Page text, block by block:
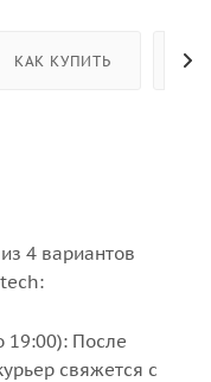
КАК КУПИТЬ
4 вариантов
19:00): После
свяжется с